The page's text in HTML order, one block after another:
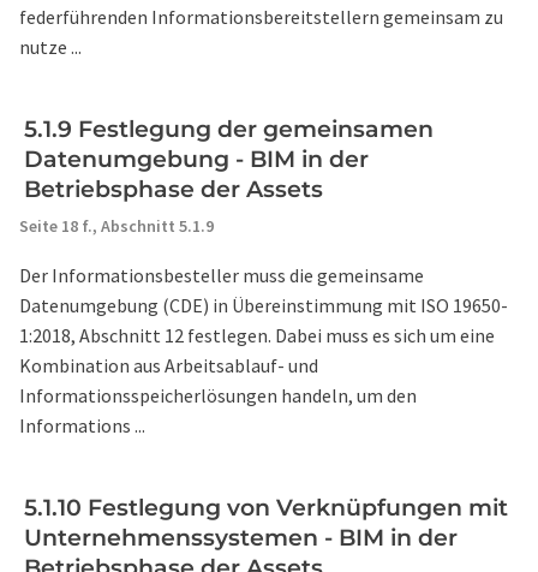
federführenden Informationsbereitstellern gemeinsam zu
nutze ...
5.1.9 Festlegung der gemeinsamen
Datenumgebung - BIM in der
Betriebsphase der Assets
Seite 18 f., Abschnitt 5.1.9
Der Informationsbesteller muss die gemeinsame
Datenumgebung (CDE) in Übereinstimmung mit ISO 19650-
1:2018, Abschnitt 12 festlegen. Dabei muss es sich um eine
Kombination aus Arbeitsablauf- und
Informationsspeicherlösungen handeln, um den
Informations ...
5.1.10 Festlegung von Verknüpfungen mit
Unternehmenssystemen - BIM in der